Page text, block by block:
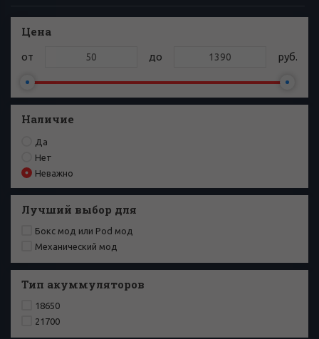
Цена
от до руб.
Наличие
Да
Нет
Неважно
Лучший выбор для
Бокс мод или Pod мод
Механический мод
Тип акуммуляторов
18650
21700